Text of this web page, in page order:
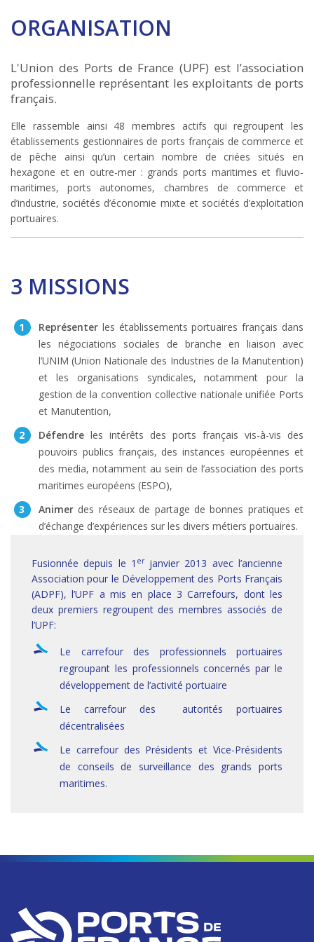
ORGANISATION
L'Union des Ports de France (UPF) est l’association
professionnelle représentant les exploitants de ports
français.
Elle rassemble ainsi 48 membres actifs qui regroupent les
établissements gestionnaires de ports français de commerce et
de pêche ainsi qu’un certain nombre de criées situés en
hexagone et en outre-mer : grands ports maritimes et fluvio-
maritimes, ports autonomes, chambres de commerce et
d’industrie, sociétés d’économie mixte et sociétés d’exploitation
portuaires.
3 MISSIONS
Représenter les établissements portuaires français dans
les négociations sociales de branche en liaison avec
l’UNIM (Union Nationale des Industries de la Manutention)
et les organisations syndicales, notamment pour la
gestion de la convention collective nationale unifiée Ports
et Manutention,
Défendre les intérêts des ports français vis-à-vis des
pouvoirs publics français, des instances européennes et
des media, notamment au sein de l’association des ports
maritimes européens (ESPO),
Animer des réseaux de partage de bonnes pratiques et
d’échange d’expériences sur les divers métiers portuaires.
Fusionnée depuis le 1 erjanvier 2013 avec l’ancienne
Association pour le Développement des Ports Français
(ADPF), l’UPF a mis en place 3 Carrefours, dont les
deux premiers regroupent des membres associés de
l’UPF:
Le carrefour des professionnels portuaires
regroupant les professionnels concernés par le
développement de l’activité portuaire
Le carrefour des autorités portuaires
décentralisées
Le carrefour des Présidents et Vice-Présidents
de conseils de surveillance des grands ports
maritimes.